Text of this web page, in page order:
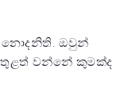
නොදනිති. ඔවුන්
වන්නේ කුමක්ද